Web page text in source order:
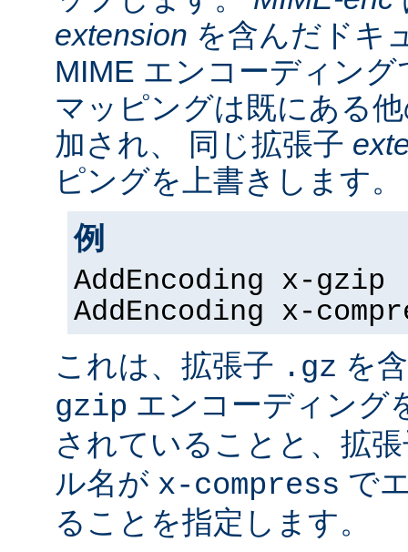
extension を含んだドキ
MIME エンコーディン
マッピングは既にある
加され、 同じ拡張子
ピングを上書きします。
例
AddEncoding x-gzip
AddEncoding x-
これは、拡張子 .gz を
gzip エンコーディング
されていることと、拡
ル名が x-compress で
ることを指定します。